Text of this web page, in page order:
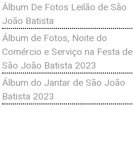
Álbum De Fotos Leilão de São
João Batista
Álbum de Fotos, Noite do
Comércio e Serviço na Festa de
São João Batista 2023
Álbum do Jantar de São João
Batista 2023